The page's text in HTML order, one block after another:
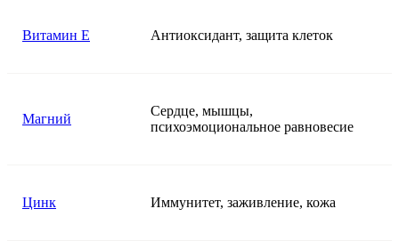
Витамин E Антиоксидант, защита клеток
Магний
Сердце, мышцы,
психоэмоциональное равновесие
Цинк Иммунитет, заживление, кожа